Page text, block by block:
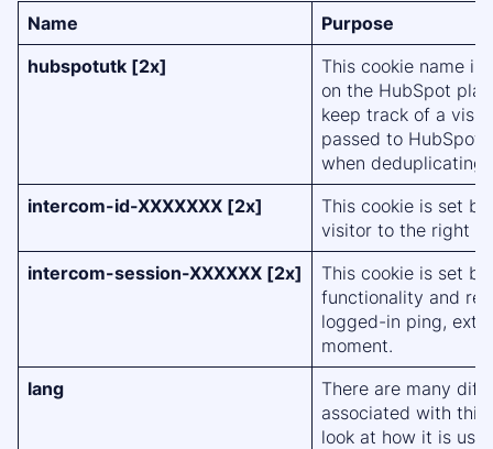
Name
Purpose
hubspotutk [2x]
This cookie name
on the HubSpot
keep track of a
passed to HubSpot
when deduplicating
intercom-id-XXXXXXX [2x]
This cookie is set
visitor to the right
intercom-session-XXXXXX [2x]
This cookie is set
functionality and
logged-in ping,
moment.
lang
There are many
associated with this
look at how it is